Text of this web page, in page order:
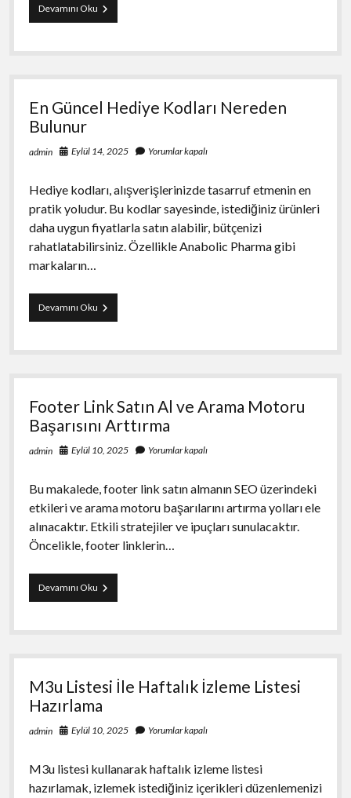
Devamını OkuKutu
Kodları
Bilinmesi
En Güncel Hediye Kodları Nereden
Bulunur
admin Eylül 14, 2025 Yorumlar kapalı
Hediye kodları, alışverişlerinizde tasarruf etmenin en
pratik yoludur. Bu kodlar sayesinde, istediğiniz ürünleri
daha uygun fiyatlarla satın alabilir, bütçenizi
rahatlatabilirsiniz. Özellikle Anabolic Pharma gibi
markaların…
Devamını OkuEn
Güncel
Kodları
Bulunur
Footer Link Satın Al ve Arama Motoru
Başarısını Arttırma
admin Eylül 10, 2025 Yorumlar kapalı
Bu makalede, footer link satın almanın SEO üzerindeki
etkileri ve arama motoru başarılarını artırma yolları ele
alınacaktır. Etkili stratejiler ve ipuçları sunulacaktır.
Öncelikle, footer linklerin…
Devamını OkuFooter
Link
Al
Arama
Başarısını
M3u Listesi İle Haftalık İzleme Listesi
Hazırlama
admin Eylül 10, 2025 Yorumlar kapalı
M3u listesi kullanarak haftalık izleme listesi
hazırlamak, izlemek istediğiniz içerikleri düzenlemenizi